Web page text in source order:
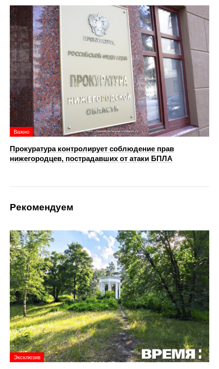
Важно
Прокуратура контролирует соблюдение прав
нижегородцев, пострадавших от атаки БПЛА
Рекомендуем
Эксклюзив